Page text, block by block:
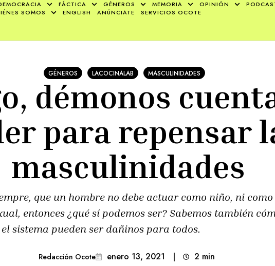
FÁCTICA GÉNEROS MEMORIA OPINIÓN
SOMOS
ENGLISH ANÚNCIATE SERVICIOS OCOTE
GÉNEROS LACOCINALAB MASCULINIDADES
démonos
para repensar
masculinidades
que un hombre no debe actuar como niño, ni
entonces ¿qué sí podemos ser? Sabemos también
sistema pueden ser dañinos para todos.
Redacción Ocote enero 13, 2021 | 2 min